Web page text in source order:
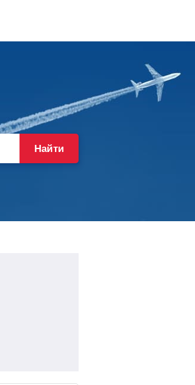
Найти